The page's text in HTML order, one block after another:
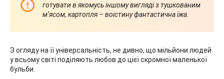
готувати в якомусь іншому вигляді з тушкованим
м’ясом, картопля – воістину фантастична їжа.
З огляду на її універсальність, не дивно, що мільйони людей
у ​​всьому світі поділяють любов до цієї скромної маленької
бульби.